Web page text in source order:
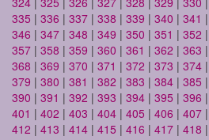
335 | 336 | 337 | 338 | 339 | 340 | 341 |
346 | 347 | 348 | 349 | 350 | 351 | 352 |
357 | 358 | 359 | 360 | 361 | 362 | 363 |
368 | 369 | 370 | 371 | 372 | 373 | 374 |
379 | 380 | 381 | 382 | 383 | 384 | 385 |
390 | 391 | 392 | 393 | 394 | 395 | 396 |
401 | 402 | 403 | 404 | 405 | 406 | 407 |
412 | 413 | 414 | 415 | 416 | 417 | 418 |